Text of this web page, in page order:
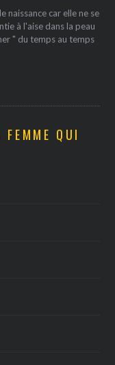
naissance car elle ne se
à l'aise dans la peau
" du temps au temps
QUI